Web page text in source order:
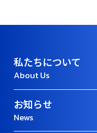
私たちについて
About Us
お知らせ
News